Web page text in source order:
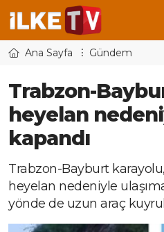
Ana Sayfa Gündem
Trabzon-
heyelan
kapandı
Trabzon-Bayburt
heyelan nedeniyle
yönde de uzun araç